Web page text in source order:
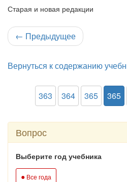
Старая и новая редакции
← Предыдущее
Вернуться к содержанию
363 364 365 365
Вопрос
Выберите год учебника
● Все года